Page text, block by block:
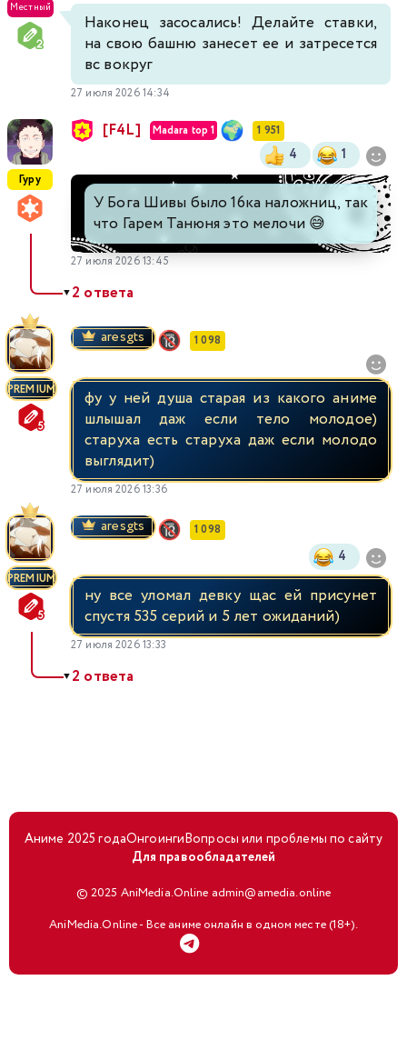
Местный
Наконец засосались! Делайте ставки,
на свою башню занесет ее и затресется
вс вокруг
27 июля 2026 14:34
Гуру
[F4L] Madara top 1 1 951
4 1
У Бога Шивы было 16ка наложниц, так
что Гарем Танюня это мелочи 😅
27 июля 2026 13:45
▼2 ответа
PREMIUM
aresgts 1 098
фу у ней душа старая из какого аниме
шлышал даж если тело молодое)
старуха есть старуха даж если молодо
выглядит)
27 июля 2026 13:36
PREMIUM
aresgts 1 098
4
ну все уломал девку щас ей присунет
спустя 535 серий и 5 лет ожиданий)
27 июля 2026 13:33
▼2 ответа
Аниме 2025 годаОнгоингиВопросы или проблемы по сайту
Для правообладателей
© 2025 AniMedia.Online admin@amedia.online
AniMedia.Online - Все аниме онлайн в одном месте (18+).